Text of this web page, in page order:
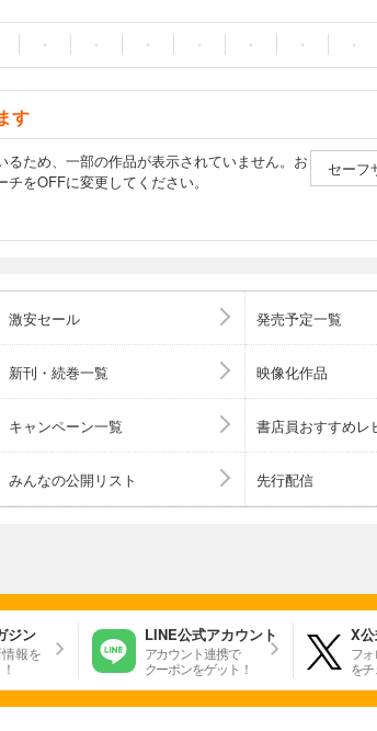
こんな歩きかた』、『心地よさのありか』（ともに
てくれること』（KADOKAWA）『おしゃれと人
こころに残る家族の旅』（京阪神エルマガジン
、夫でイラストレーターの小池高弘との共著
2』。
なのかわからない著者は、「目の前にある命をただ
ときに地域の人たちと協力しながら、その命を見届
を差し伸べ猫を保護する著者と、その周囲の人たち
れつつある大切なものに気づかせてくれます。写真
寄り添い長年撮りためた写真とシンプルな言葉で構
している連載（朝日新聞社
ニュースで総合アクセス連続2位となったほど、
ディアで話題をさらった写真集『庭猫』（2015年
ル）の、待望の第2弾です。 （2021年1月発行作
・ ・ ・ ・ ・ ・ ・
す
セーフ
ため、一部の作品が表示されていません。お
をOFFに変更してください。
激安セール 発売予定一覧
新刊・続巻一覧 映像化作品
キャンペーン一覧 書店員おすすめレ
みんなの公開リスト 先行配信
ジン
報を
LINE公式アカウント
アカウント連携で
クーポンをゲット！
X
フ
をチ